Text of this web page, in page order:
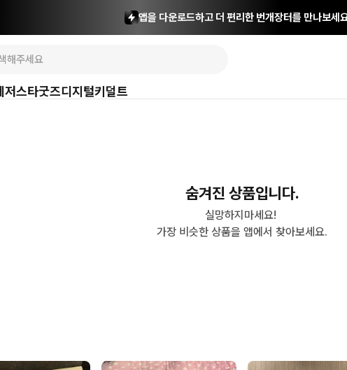
앱을 다운로드하고 더 편리한 번개장터를 만나보세
스타굿즈디지털키덜트
숨겨진 상품입니다.
실망하지마세요!
가장 비슷한 상품을 앱에서 찾아보세요.